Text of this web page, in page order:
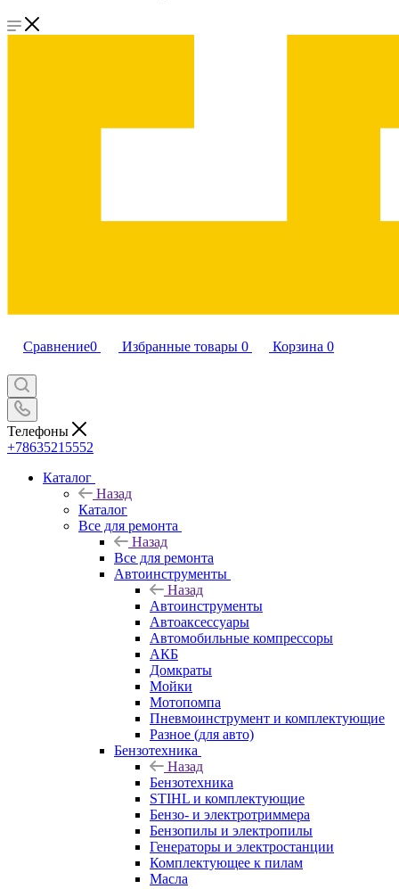
Сравнение0 Избранные товары 0 Корзина 0
Телефоны
+78635215552
Каталог
Назад
Каталог
Все для ремонта
Назад
Все для ремонта
Автоинструменты
Назад
Автоинструменты
Автоаксессуары
Автомобильные компрессоры
АКБ
Домкраты
Мойки
Мотопомпа
Пневмоинструмент и комплектующие
Разное (для авто)
Бензотехника
Назад
Бензотехника
STIHL и комплектующие
Бензо- и электротриммера
Бензопилы и электропилы
Генераторы и электростанции
Комплектующее к пилам
Масла